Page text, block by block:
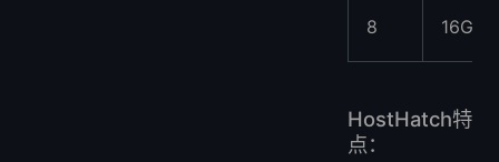
8 16GB
HostHatch特
点：